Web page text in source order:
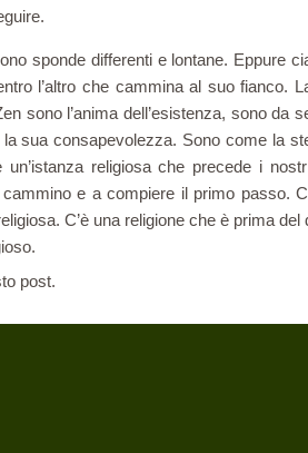
sponde differenti e lontane. Eppure
l’altro che cammina al suo fianco.
sono l’anima dell’esistenza, sono da
sua consapevolezza. Sono come la
un’istanza religiosa che precede i
cammino e a compiere il primo passo.
C’è una religione che è prima
post.